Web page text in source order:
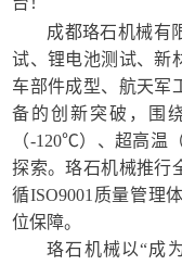
成都珞石机械有
试、锂电池测试、新
车部件成型、航天军
备的创新突破，围
（-120℃）、超高温
探索。珞石机械推行
循ISO9001质量管理
位保障。
珞石机械以“成